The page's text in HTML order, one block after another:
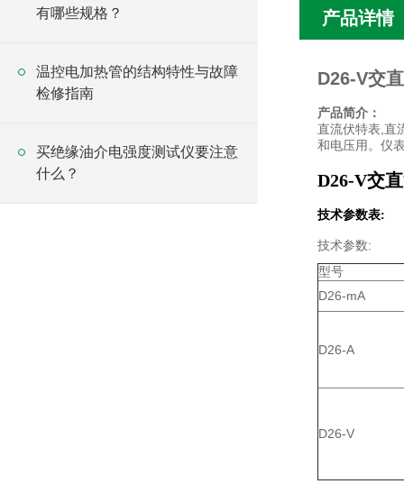
有哪些规格？
温控电加热管的结构特性与故障
检修指南
买绝缘油介电强度测试仪要注意
什么？
产品详情
D26-V交
产品简介：
直流伏特表,直
和电压用。仪
D26-V交
技术参数表:
技术参数:
型号
D26-mA
D26-A
D26-V